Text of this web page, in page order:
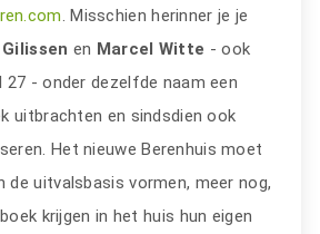
. Misschien herinner je je
en Marcel Witte - ook
27 - onder dezelfde naam een
uitbrachten en sindsdien ook
Het nieuwe Berenhuis moet
de uitvalsbasis vormen, meer nog,
krijgen in het huis hun eigen